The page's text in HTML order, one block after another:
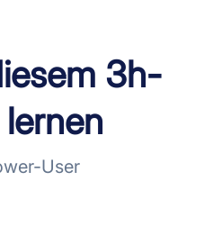
3h-
User